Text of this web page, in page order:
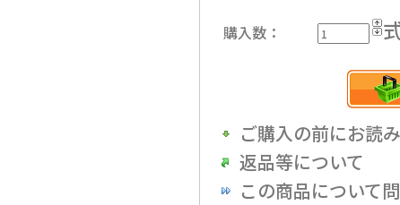
購入数：
ご購入の前にお読
返品等について
この商品について